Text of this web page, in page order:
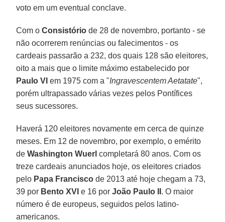
voto em um eventual conclave.
Com oConsistório de 28 de novembro, portanto - se
não ocorrerem renúncias ou falecimentos - os
cardeais passarão a 232, dos quais 128 são eleitores,
oito a mais que o limite máximo estabelecido por
Paulo VI em 1975 com a "Ingravescentem Aetatate",
porém ultrapassado várias vezes pelos Pontífices
seus sucessores.
Haverá 120 eleitores novamente em cerca de quinze
meses. Em 12 de novembro, por exemplo, o emérito
deWashington Wuerl completará 80 anos. Com os
treze cardeais anunciados hoje, os eleitores criados
pelo Papa Francisco de 2013 até hoje chegam a 73,
39 por Bento XVI e 16 porJoão Paulo II . O maior
número é de europeus, seguidos pelos latino-
americanos.